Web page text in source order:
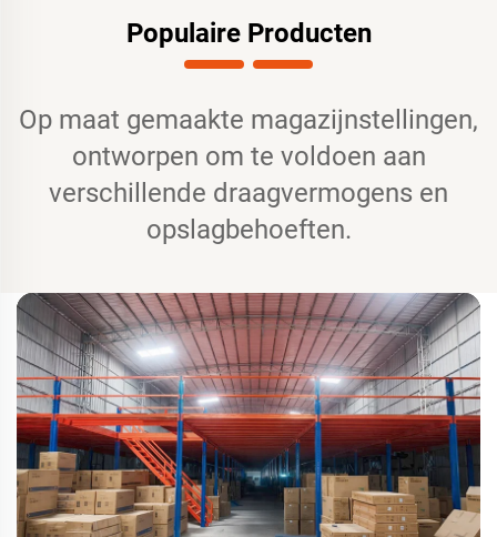
Populaire Producten
Op maat gemaakte magazijnstellingen,
ontworpen om te voldoen aan
verschillende draagvermogens en
opslagbehoeften.